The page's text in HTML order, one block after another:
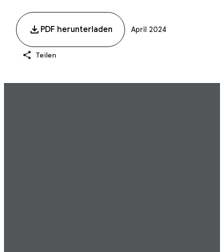
PDF herunterladen April 2024
Teilen